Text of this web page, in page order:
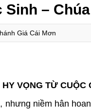
Sinh –
Giá Cái Mơn
HY VỌNG TỪ CUỘC
nhưng niềm hân